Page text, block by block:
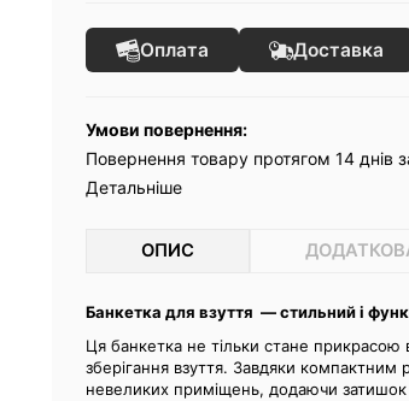
Оплата Доставка
Умови повернення:
Повернення товару протягом 14 днів
Детальніше
ОПИС
Банкетка для взуття — стильний і
Ця банкетка не тільки стане прикрасою
зберігання взуття. Завдяки
невеликих приміщень, додаючи затишок